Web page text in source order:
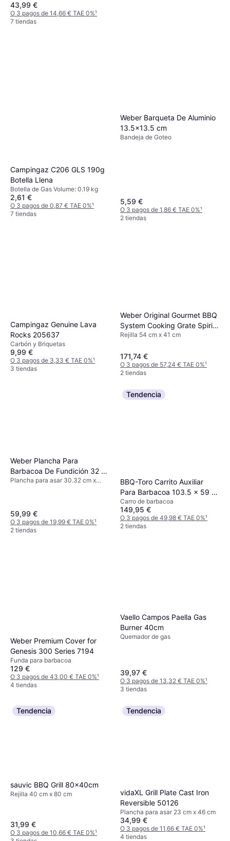
43,99 €
O 3 pagos de 14,66 € TAE 0%¹
7 tiendas
Campingaz C206 GLS 190g
Botella Llena
Botella de Gas Volume: 0.19 kg
2,61 €
O 3 pagos de 0,87 € TAE 0%¹
7 tiendas
Weber Barqueta De Aluminio
13.5x13.5 cm
Bandeja de Goteo
5,59 €
O 3 pagos de 1,86 € TAE 0%¹
2 tiendas
Campingaz Genuine Lava
Rocks 205637
Carbón y Briquetas
9,99 €
O 3 pagos de 3,33 € TAE 0%¹
3 tiendas
Weber Original Gourmet BBQ
System Cooking Grate Spirit
200 Series
Rejilla 54 cm x 41 cm
171,74 €
O 3 pagos de 57,24 € TAE 0%¹
2 tiendas
Weber Plancha Para
Barbacoa De Fundición 32 x
5 x 32 cm
Plancha para asar 30.32 cm x
59,99 €
O 3 pagos de 19,99 € TAE 0%¹
2 tiendas
Tendencia
BBQ-Toro Carrito Auxiliar
Para Barbacoa 103.5 x 59 x
81 cm
Carro de barbacoa
149,95 €
O 3 pagos de 49,98 € TAE 0%¹
2 tiendas
Weber Premium Cover for
Genesis 300 Series 7194
Funda para barbacoa
129 €
O 3 pagos de 43,00 € TAE 0%¹
4 tiendas
Vaello Campos Paella Gas
Burner 40cm
Quemador de gas
39,97 €
O 3 pagos de 13,32 € TAE 0%¹
3 tiendas
Tendencia
sauvic BBQ Grill 80x40cm
Rejilla 40 cm x 80 cm
31,99 €
O 3 pagos de 10,66 € TAE 0%¹
Tendencia
vidaXL Grill Plate Cast Iron
Reversible 50126
Plancha para asar 23 cm x 46 cm
34,99 €
O 3 pagos de 11,66 € TAE 0%¹
4 tiendas